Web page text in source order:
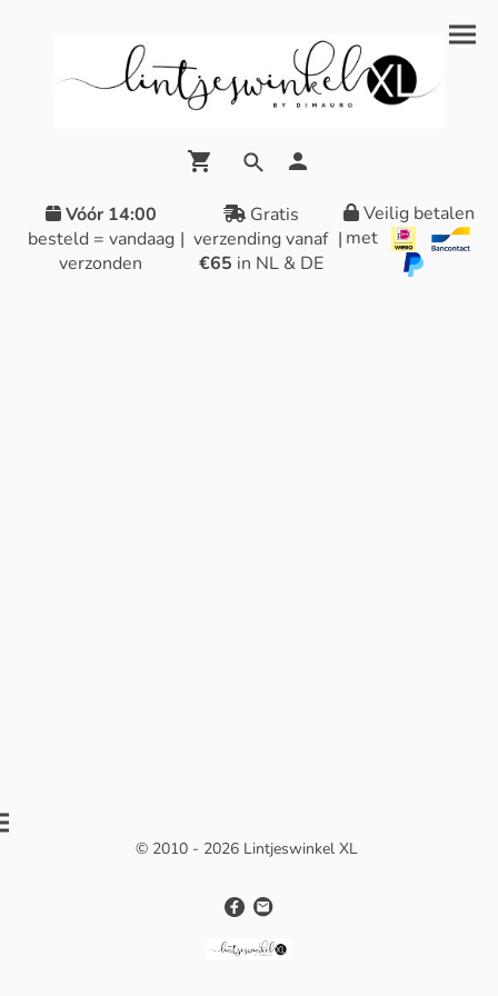
Vóór 14:00
besteld = vandaag
verzonden
|
Gratis
verzending vanaf
€65 in NL & DE
|
Veilig betalen
met
© 2010 - 2026 Lintjeswinkel XL